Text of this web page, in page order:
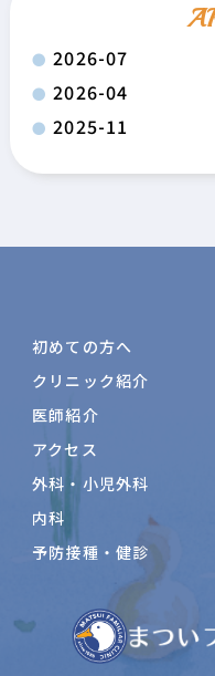
2026-07
2026-04
2025-11
初めての方へ
クリニック紹介
医師紹介
アクセス
外科・小児外科
内科
予防接種・健診